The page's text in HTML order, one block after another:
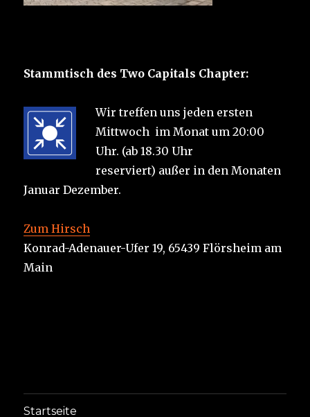
Stammtisch des Two Capitals Chapter:
Wir treffen uns jeden ersten
Mittwoch im Monat um 20:00
Uhr. (ab 18.30 Uhr
reserviert) außer in den Monaten
Januar Dezember.
Zum Hirsch
Konrad-Adenauer-Ufer 19, 65439 Flörsheim am
Main
Startseite